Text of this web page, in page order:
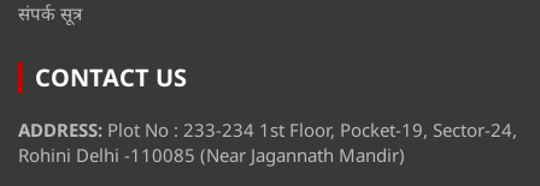
संपर्क सूत्र
CONTACT US
ADDRESS: Plot No : 233-234 1st Floor, Pocket-19, Sector-24,
Rohini Delhi -110085 (Near Jagannath Mandir)